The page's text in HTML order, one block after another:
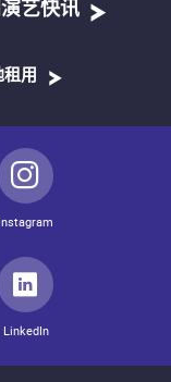
艺快讯
租用
Instagram
LinkedIn